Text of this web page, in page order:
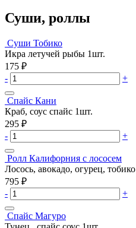
Суши, роллы
Суши Тобико
Икра летучей рыбы 1шт.
175 ₽
-
+
Спайс Кани
Краб, соус спайс 1шт.
295 ₽
-
+
Ролл Калифорния с лососем
Лосось, авокадо, огурец, тобико
795 ₽
-
+
Спайс Магуро